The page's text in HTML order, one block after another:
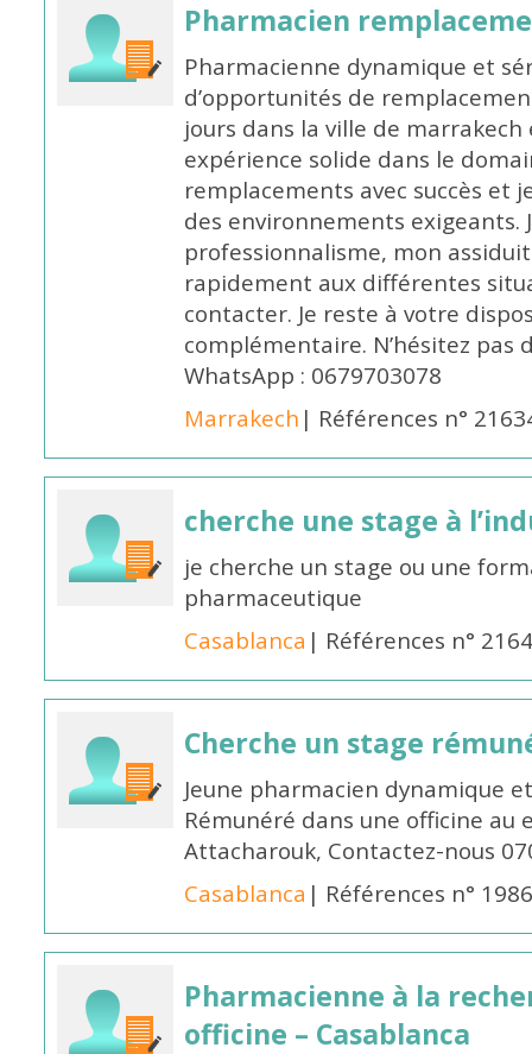
Pharmacien
Pharmacienne dynamique et
d’opportunités de
jours dans la ville de marrakech
expérience solide dans le
remplacements avec succès et
des environnements exigeants.
professionnalisme, mon
rapidement aux différentes
contacter. Je reste à votre
complémentaire. N’hésitez
WhatsApp : 0679703078
Marrakech | Références n°
cherche une stage à
je cherche un stage ou une
pharmaceutique
Casablanca | Références n°
Cherche un stage
Jeune pharmacien dynamique
Rémunéré dans une officine au
Attacharouk, Contactez-nous
Casablanca | Références n°
Pharmacienne à la
officine – Casablanca